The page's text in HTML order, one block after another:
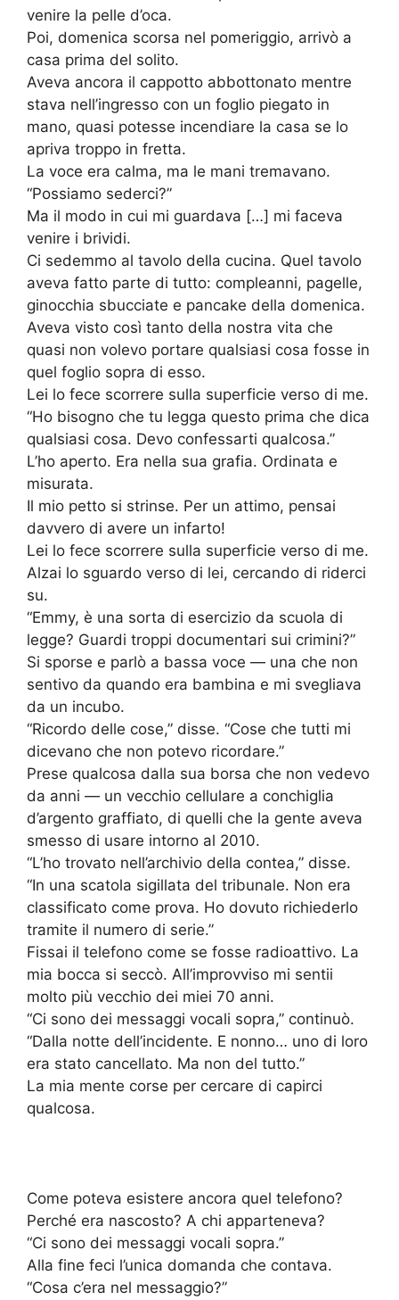
venire la pelle d’oca.
Poi, domenica scorsa nel pomeriggio, arrivò a
casa prima del solito.
Aveva ancora il cappotto abbottonato mentre
stava nell’ingresso con un foglio piegato in
mano, quasi potesse incendiare la casa se lo
apriva troppo in fretta.
La voce era calma, ma le mani tremavano.
“Possiamo sederci?”
Ma il modo in cui mi guardava […] mi faceva
venire i brividi.
Ci sedemmo al tavolo della cucina. Quel tavolo
aveva fatto parte di tutto: compleanni, pagelle,
ginocchia sbucciate e pancake della domenica.
Aveva visto così tanto della nostra vita che
quasi non volevo portare qualsiasi cosa fosse in
quel foglio sopra di esso.
Lei lo fece scorrere sulla superficie verso di me.
“Ho bisogno che tu legga questo prima che dica
qualsiasi cosa. Devo confessarti qualcosa.”
L’ho aperto. Era nella sua grafia. Ordinata e
misurata.
Il mio petto si strinse. Per un attimo, pensai
davvero di avere un infarto!
Lei lo fece scorrere sulla superficie verso di me.
Alzai lo sguardo verso di lei, cercando di riderci
su.
“Emmy, è una sorta di esercizio da scuola di
legge? Guardi troppi documentari sui crimini?”
Si sporse e parlò a bassa voce — una che non
sentivo da quando era bambina e mi svegliava
da un incubo.
“Ricordo delle cose,” disse. “Cose che tutti mi
dicevano che non potevo ricordare.”
Prese qualcosa dalla sua borsa che non vedevo
da anni — un vecchio cellulare a conchiglia
d’argento graffiato, di quelli che la gente aveva
smesso di usare intorno al 2010.
“L’ho trovato nell’archivio della contea,” disse.
“In una scatola sigillata del tribunale. Non era
classificato come prova. Ho dovuto richiederlo
tramite il numero di serie.”
Fissai il telefono come se fosse radioattivo. La
mia bocca si seccò. All’improvviso mi sentii
molto più vecchio dei miei 70 anni.
“Ci sono dei messaggi vocali sopra,” continuò.
“Dalla notte dell’incidente. E nonno… uno di loro
era stato cancellato. Ma non del tutto.”
La mia mente corse per cercare di capirci
qualcosa.
Come poteva esistere ancora quel telefono?
Perché era nascosto? A chi apparteneva?
“Ci sono dei messaggi vocali sopra.”
Alla fine feci l’unica domanda che contava.
“Cosa c’era nel messaggio?”